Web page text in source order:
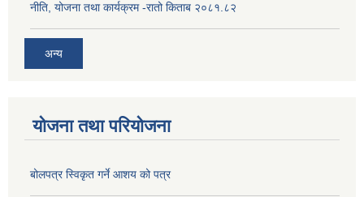
नीति, योजना तथा कार्यक्रम -रातो किताब २०८१.८२
अन्य
योजना तथा परियोजना
बोलपत्र स्विकृत गर्ने आशय को पत्र